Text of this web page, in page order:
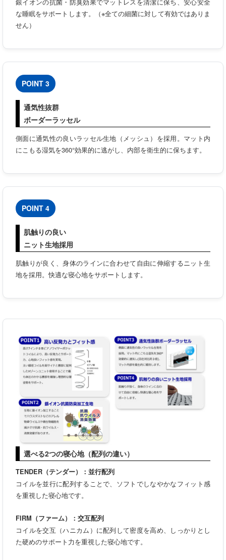
な睡眠をサポートします。（※全ての細菌に対して有効ではありま
せん）
POINT 3
通気性抜群
ボーダーラッセル
側面に通気性の良いラッセル生地（メッシュ）を採用。マット内
にこもる湿気を360°効果的に逃がし、内部を衛生的に保ちます。
POINT 4
肌触りの良い
ニット生地採用
肌触りが良く、身体のラインに合わせて自由に伸縮するニット生
地を採用。快適な寝心地をサポートします。
選べる2つの寝心地（配列の違い）
TENDER（テンダー）：並行配列
コイルを並行に配列することで、ソフトでしなやかなフィット感
を重視した寝心地です。
FIRM（ファーム）：交互配列
コイルを交互（ハニカム）に配列して密度を高め、しっかりとし
た硬めのサポート力を重視した寝心地です。